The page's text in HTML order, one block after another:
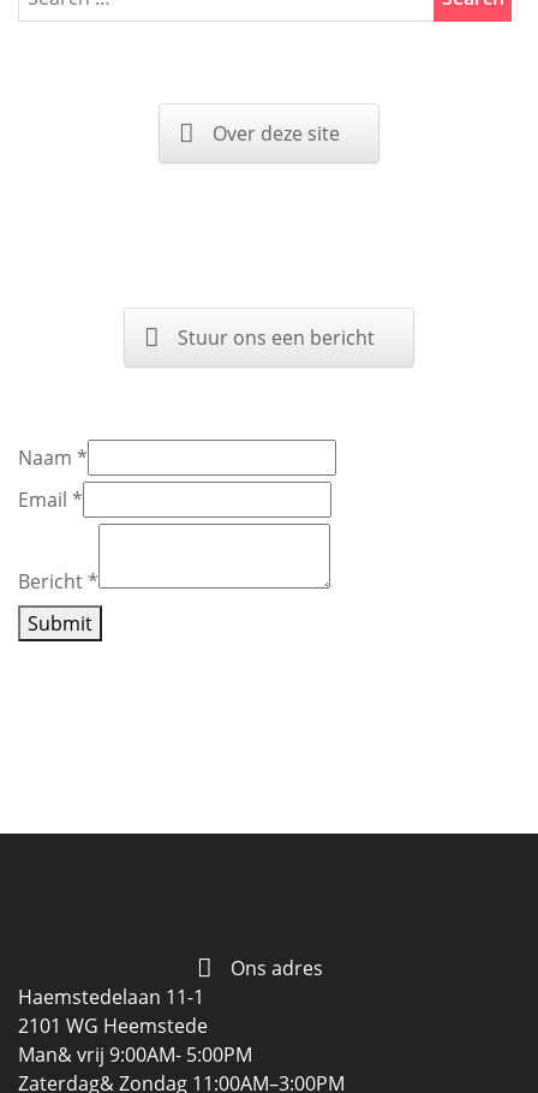
Over deze site
Stuur ons een bericht
Naam *
Email *
Bericht*
Submit
Ons adres
Haemstedelaan 11-1
2101 WG Heemstede
Man& vrij 9:00AM- 5:00PM
Zaterdag& Zondag 11:00AM–3:00PM